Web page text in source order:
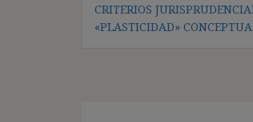
de
CRITERIOS
«PLASTICIDAD»